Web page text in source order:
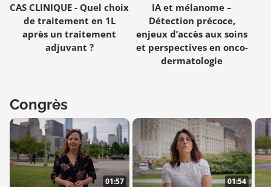
CAS CLINIQUE - Quel choix
de traitement en 1L
après un traitement
adjuvant ?
IA et mélanome –
Détection précoce,
enjeux d’accès aux soins
et perspectives en onco-
dermatologie
Congrès
01:57 01:54